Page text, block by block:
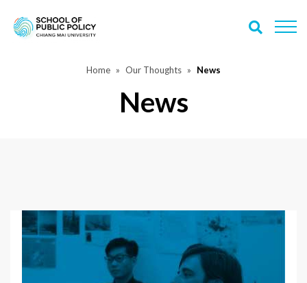
Home Our Thoughts News
News